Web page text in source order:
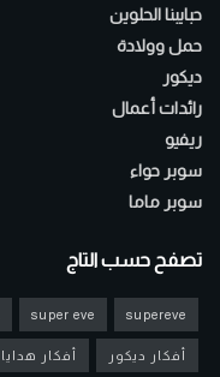
حبايبنا الحلوين
حمل وولادة
ديكور
رائدات أعمال
ريفيو
سوبر حواء
سوبر ماما
تصفح حسب التاج
supereve
super eve
أفكار ديكور أفكار هدايا